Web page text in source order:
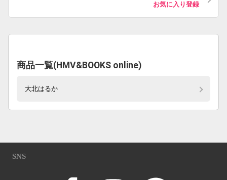
お気に入り登録
商品一覧(HMV&BOOKS online)
大北はるか
SNS